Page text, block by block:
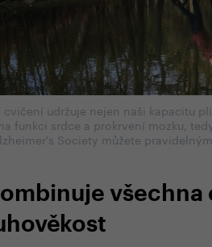
cvičení udržuje nejen naši kapacitu
funkci srdce a prokrvení mozku,
Society můžete